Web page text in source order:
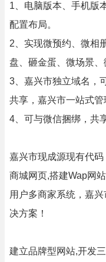
1、电脑版本、手机版
配置布局。
2、实现微预约、微相
盘、砸金蛋、微场景、
3、嘉兴市独立域名，
共享，嘉兴市一站式管
4、可与微信捆绑，共
嘉兴市现成源现有代
商城网页,搭建Wap网
用户多商家系统，嘉
决方案！
建立品牌型网站,开发